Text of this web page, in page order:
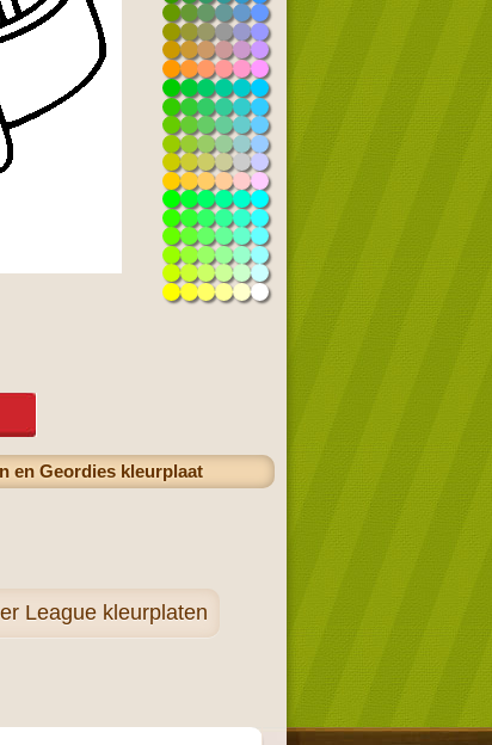
en Geordies kleurplaat
League kleurplaten